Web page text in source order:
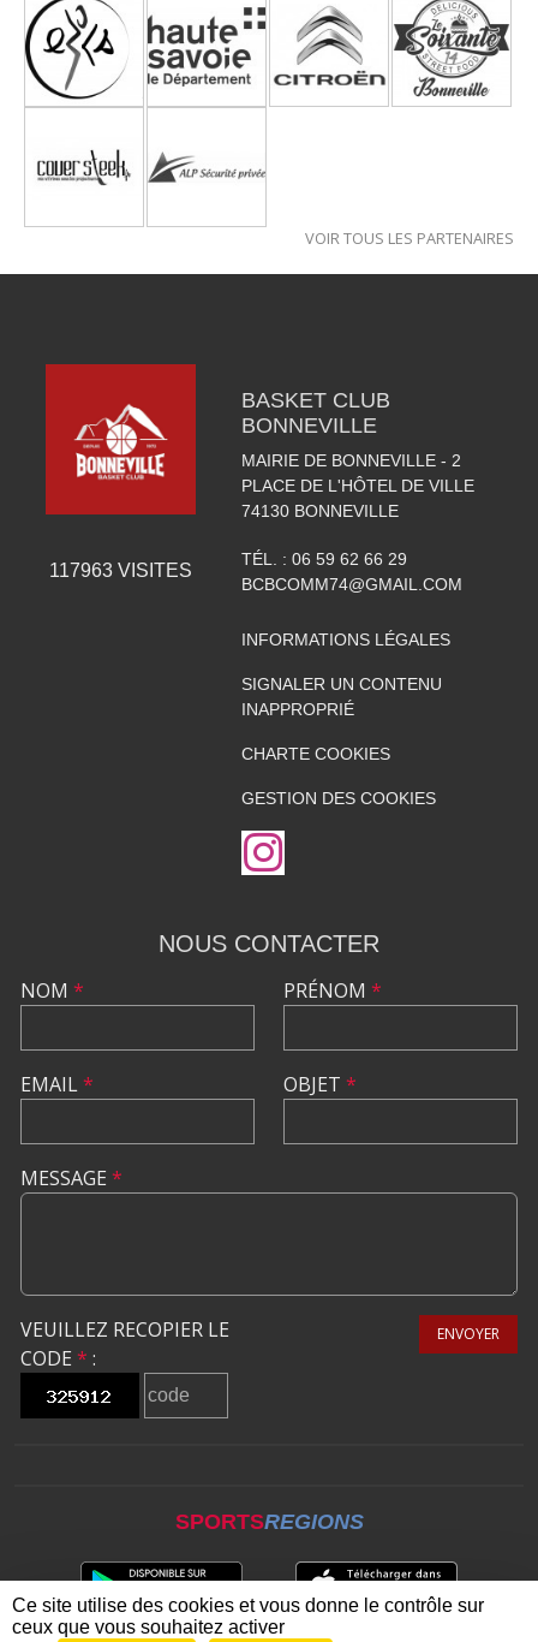
VOIR TOUS LES PARTENAIRES
117963VISITES
BASKET CLUB
BONNEVILLE
MAIRIE DE BONNEVILLE - 2
PLACE DE L'HÔTEL DE VILLE
74130 BONNEVILLE
TÉL. : 06 59 62 66 29
BCBCOMM74@GMAIL.COM
INFORMATIONS LÉGALES
SIGNALER UN CONTENU
INAPPROPRIÉ
CHARTE COOKIES
GESTION DES COOKIES
NOUS CONTACTER
NOM *
EMAIL*
PRÉNOM *
OBJET *
MESSAGE *
VEUILLEZ RECOPIER LE
CODE * :
ENVOYER
SPORTSREGIONS
Ce site utilise des cookies et vous donne le contrôle sur
ceux que vous souhaitez activer